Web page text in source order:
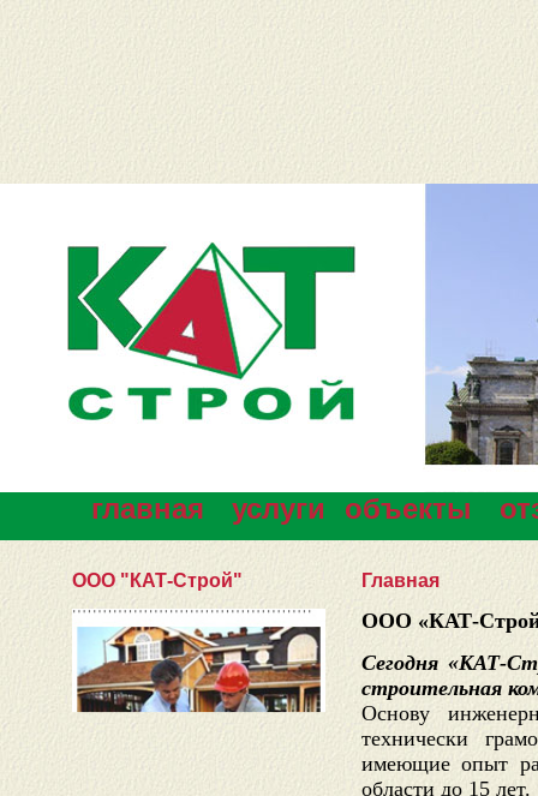
главная услуги объекты
ООО "КАТ-Строй" Главная
ООО «КАТ-Строй»
Сегодня «КАТ-
строительная
Основу
технически
имеющие опыт
области до 15 лет.